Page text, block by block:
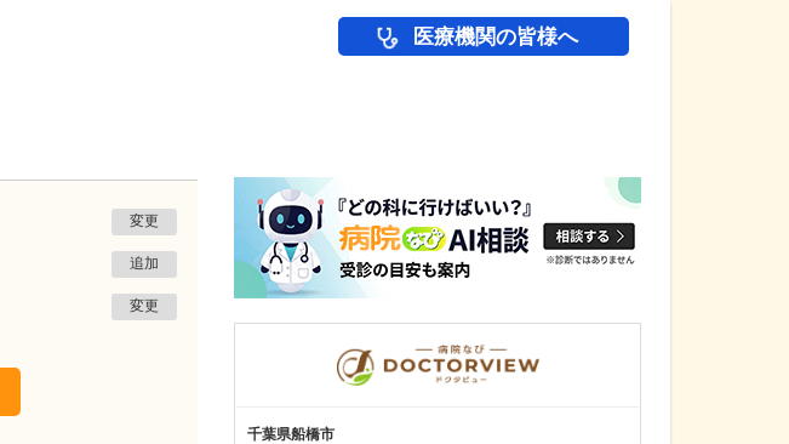
医療機関の皆様へ
変更
追加
変更
千葉県船橋市